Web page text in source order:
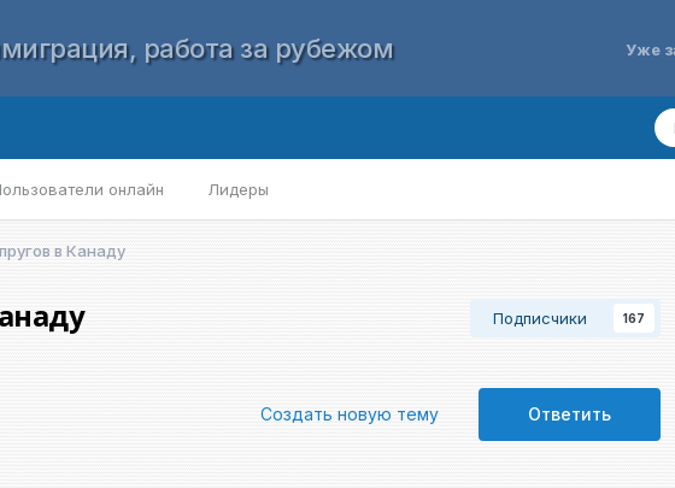
работа за рубежом Уже
онлайн Лидеры
в Канаду
Подписчики 167
Ответить
Создать новую тему